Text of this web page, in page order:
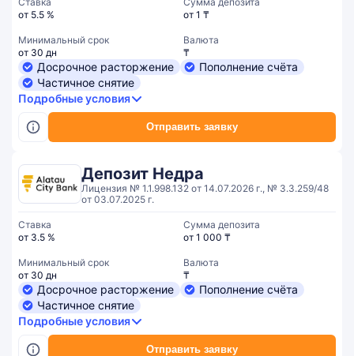
Отправить заявку
от 5.5 %
от 1 ₸
Минимальный срок
от 30 дн
Валюта
₸
Досрочное расторжение
Пополнение счёта
Частичное снятие
Подробные условия
Депозит Недра
Лицензия № 1.1.998.132 от 14.07.2026 г., № 3.3.259/48
от 03.07.2025 г.
Отправить заявку
Ставка
от 3.5 %
Сумма депозита
от 1 000 ₸
Минимальный срок
от 30 дн
Валюта
₸
Досрочное расторжение
Пополнение счёта
Частичное снятие
Подробные условия